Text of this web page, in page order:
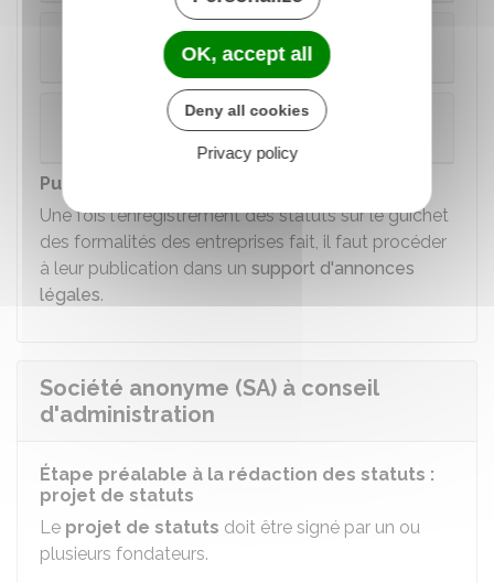
Statuts contenant une transmission de fonds
de commerce
Statuts contenant une transmission de droits
Publication des statuts
Une fois l'enregistrement des statuts sur le guichet
des formalités des entreprises fait, il faut procéder
à leur publication dans un support d'annonces
légales.
Société anonyme (SA) à conseil
d'administration
Étape préalable à la rédaction des statuts :
projet de statuts
Le projet de statuts doit être signé par un ou
plusieurs fondateurs.
OK, accept all
Deny all cookies
Privacy policy